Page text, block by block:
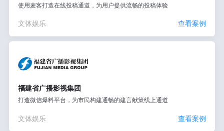
使用麦客打造在线投稿通道，为用户提供流畅的投稿体验
文体娱乐 查看案例
福建省广播影视集团
打造微信爆料平台，为市民构建通畅的建言献策线上通道
文体娱乐 查看案例